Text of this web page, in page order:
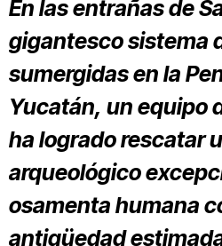
En las entrañas de
gigantesco sistema
sumergidas en la
Yucatán, un equipo
ha logrado rescatar
arqueológico
osamenta humana
antigüedad